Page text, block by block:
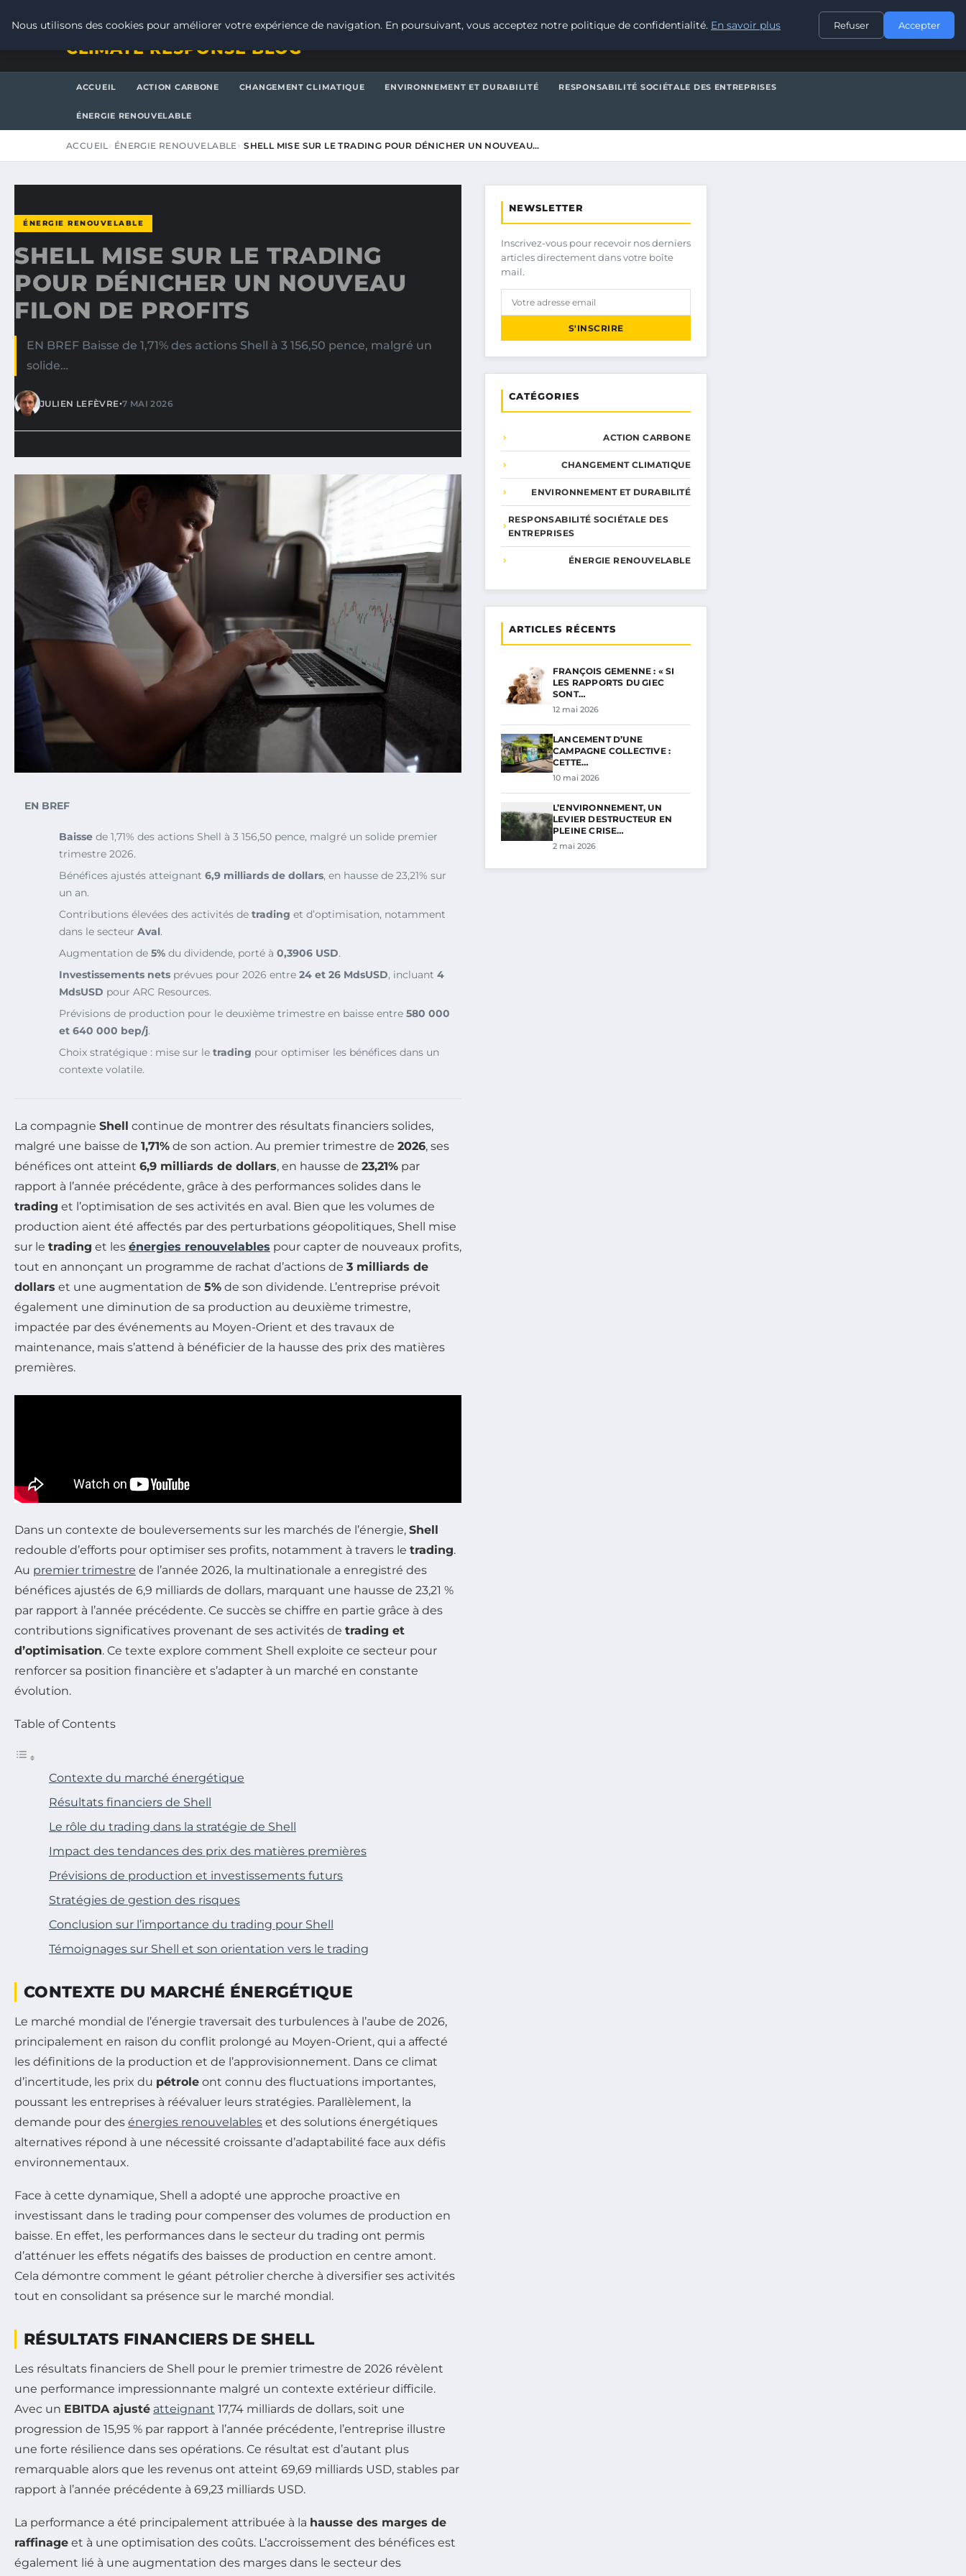
CONTACT
CLIMATE RESPONSE BLOG
ACCUEIL ACTION CARBONE CHANGEMENT CLIMATIQUE ENVIRONNEMENT ET DURABILITÉ RESPONSABILITÉ SOCIÉTALE DES ENTREPRISES
ÉNERGIE RENOUVELABLE
ACCUEIL ÉNERGIE RENOUVELABLE SHELL MISE SUR LE TRADING POUR DÉNICHER UN NOUVEAU…
ÉNERGIE RENOUVELABLE
SHELL MISE SUR LE TRADING
POUR DÉNICHER UN NOUVEAU
FILON DE PROFITS
EN BREF Baisse de 1,71% des actions Shell à 3 156,50 pence, malgré un
solide…
JULIEN LEFÈVRE•7 MAI 2026
EN BREF
Baisse de 1,71% des actions Shell à 3 156,50 pence, malgré un solide premier
trimestre 2026.
Bénéfices ajustés atteignant 6,9 milliards de dollars, en hausse de 23,21% sur
un an.
Contributions élevées des activités de trading et d’optimisation, notamment
dans le secteur Aval.
Augmentation de 5% du dividende, porté à 0,3906 USD.
Investissements nets prévues pour 2026 entre 24 et 26 MdsUSD, incluant 4
MdsUSD pour ARC Resources.
Prévisions de production pour le deuxième trimestre en baisse entre 580 000
et 640 000 bep/j.
Choix stratégique : mise sur le trading pour optimiser les bénéfices dans un
contexte volatile.
La compagnie Shell continue de montrer des résultats financiers solides,
malgré une baisse de 1,71% de son action. Au premier trimestre de 2026, ses
bénéfices ont atteint 6,9 milliards de dollars, en hausse de 23,21% par
rapport à l’année précédente, grâce à des performances solides dans le
trading et l’optimisation de ses activités en aval. Bien que les volumes de
production aient été affectés par des perturbations géopolitiques, Shell mise
sur le trading et les énergies renouvelables pour capter de nouveaux profits,
tout en annonçant un programme de rachat d’actions de 3 milliards de
dollars et une augmentation de 5% de son dividende. L’entreprise prévoit
également une diminution de sa production au deuxième trimestre,
impactée par des événements au Moyen-Orient et des travaux de
maintenance, mais s’attend à bénéficier de la hausse des prix des matières
premières.
Dans un contexte de bouleversements sur les marchés de l’énergie, Shell
redouble d’efforts pour optimiser ses profits, notamment à travers le trading.
Au premier trimestre de l’année 2026, la multinationale a enregistré des
bénéfices ajustés de 6,9 milliards de dollars, marquant une hausse de 23,21 %
par rapport à l’année précédente. Ce succès se chiffre en partie grâce à des
contributions significatives provenant de ses activités de trading et
d’optimisation. Ce texte explore comment Shell exploite ce secteur pour
renforcer sa position financière et s’adapter à un marché en constante
évolution.
Table of Contents
Contexte du marché énergétique
Résultats financiers de Shell
Le rôle du trading dans la stratégie de Shell
Impact des tendances des prix des matières premières
Prévisions de production et investissements futurs
Stratégies de gestion des risques
Conclusion sur l’importance du trading pour Shell
Témoignages sur Shell et son orientation vers le trading
CONTEXTE DU MARCHÉ ÉNERGÉTIQUE
Le marché mondial de l’énergie traversait des turbulences à l’aube de 2026,
principalement en raison du conflit prolongé au Moyen-Orient, qui a affecté
les définitions de la production et de l’approvisionnement. Dans ce climat
d’incertitude, les prix du pétrole ont connu des fluctuations importantes,
poussant les entreprises à réévaluer leurs stratégies. Parallèlement, la
demande pour des énergies renouvelables et des solutions énergétiques
alternatives répond à une nécessité croissante d’adaptabilité face aux défis
environnementaux.
Face à cette dynamique, Shell a adopté une approche proactive en
investissant dans le trading pour compenser des volumes de production en
baisse. En effet, les performances dans le secteur du trading ont permis
d’atténuer les effets négatifs des baisses de production en centre amont.
Cela démontre comment le géant pétrolier cherche à diversifier ses activités
tout en consolidant sa présence sur le marché mondial.
RÉSULTATS FINANCIERS DE SHELL
Les résultats financiers de Shell pour le premier trimestre de 2026 révèlent
une performance impressionnante malgré un contexte extérieur difficile.
Avec un EBITDA ajusté atteignant 17,74 milliards de dollars, soit une
progression de 15,95 % par rapport à l’année précédente, l’entreprise illustre
une forte résilience dans ses opérations. Ce résultat est d’autant plus
remarquable alors que les revenus ont atteint 69,69 milliards USD, stables par
rapport à l’année précédente à 69,23 milliards USD.
La performance a été principalement attribuée à la hausse des marges de
raffinage et à une optimisation des coûts. L’accroissement des bénéfices est
également lié à une augmentation des marges dans le secteur des
NEWSLETTER
Inscrivez-vous pour recevoir nos derniers
articles directement dans votre boîte
mail.
S'INSCRIRE
CATÉGORIES
ACTION CARBONE
CHANGEMENT CLIMATIQUE
ENVIRONNEMENT ET DURABILITÉ
RESPONSABILITÉ SOCIÉTALE DES
ENTREPRISES
ÉNERGIE RENOUVELABLE
ARTICLES RÉCENTS
FRANÇOIS GEMENNE : « SI
LES RAPPORTS DU GIEC
SONT…
12 mai 2026
LANCEMENT D’UNE
CAMPAGNE COLLECTIVE :
CETTE…
10 mai 2026
L’ENVIRONNEMENT, UN
LEVIER DESTRUCTEUR EN
PLEINE CRISE…
2 mai 2026
Nous utilisons des cookies pour améliorer votre expérience de navigation. En poursuivant, vous acceptez notre politique de confidentialité. En savoir plus Refuser Accepter